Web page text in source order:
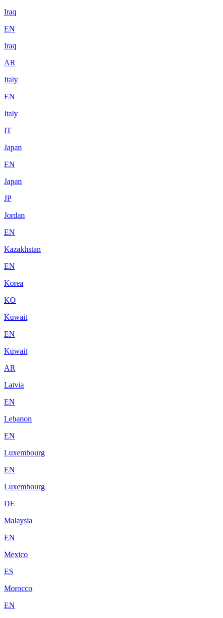
Iraq
EN
Iraq
AR
Italy
EN
Italy
IT
Japan
EN
Japan
JP
Jordan
EN
Kazakhstan
EN
Korea
KO
Kuwait
EN
Kuwait
AR
Latvia
EN
Lebanon
EN
Luxembourg
EN
Luxembourg
DE
Malaysia
EN
Mexico
ES
Morocco
EN